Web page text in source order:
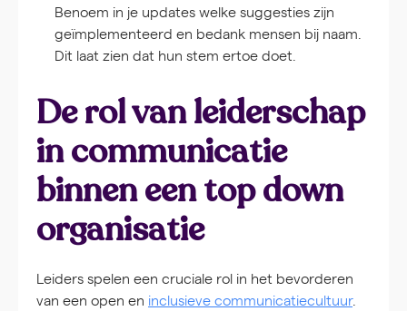
Benoem in je updates welke suggesties zijn
geïmplementeerd en bedank mensen bij naam.
Dit laat zien dat hun stem ertoe doet.
De rol van leiderschap
in communicatie
binnen een top down
organisatie
Leiders spelen een cruciale rol in het bevorderen
van een open en inclusieve communicatiecultuur.